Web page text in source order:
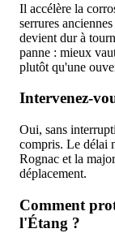
Il accélère la
serrures
devient dur à
panne : mieux
plutôt qu'une
Intervenez-
Oui, sans
compris. Le délai
Rognac et la
déplacement.
Comment
l'Étang ?